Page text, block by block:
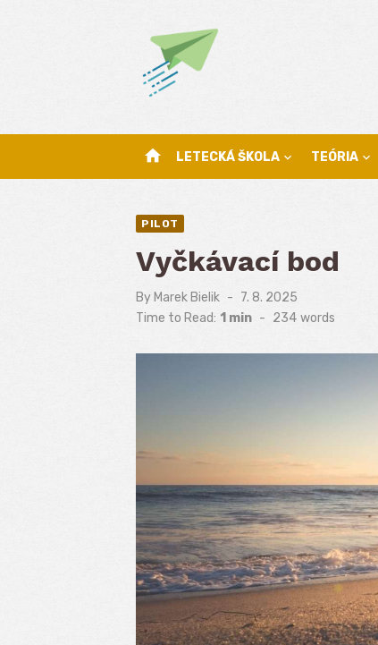
home LETECKÁ ŠKOLA TEÓRIA
PILOT
Vyčkávací bod
By Marek Bielik
Posted
on
7. 8. 2025
Time to Read: 1 min - 234 words